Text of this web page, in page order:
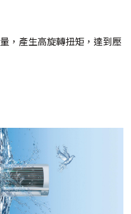
，產生高旋轉扭矩，達到壓